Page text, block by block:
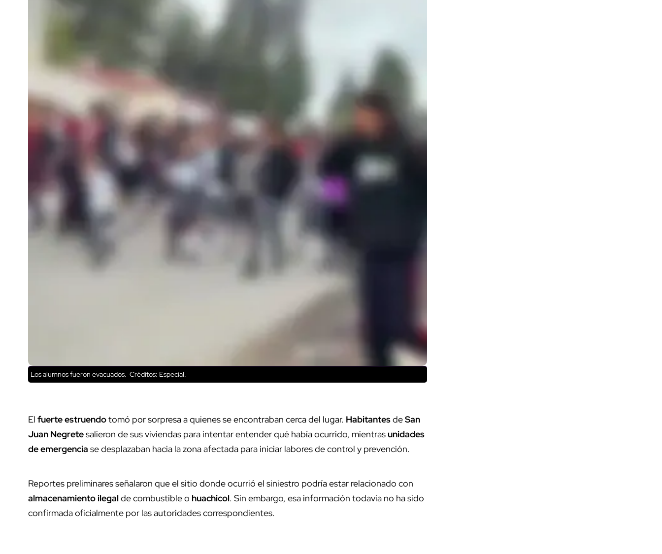
Los alumnos fueron evacuados. Créditos: Especial.
El fuerte estruendotomó por sorpresa a quienes se encontraban cerca del lugar. HabitantesdeSan
Juan Negretesalieron de sus viviendas para intentar entender qué había ocurrido, mientras unidades
de emergencia se desplazaban hacia la zona afectada para iniciar labores de control y prevención.
Reportes preliminares señalaron que el sitio donde ocurrió el siniestro podría estar relacionado con
almacenamiento ilegalde combustible o huachicol. Sin embargo, esa información todavía no ha sido
confirmada oficialmente por las autoridades correspondientes.